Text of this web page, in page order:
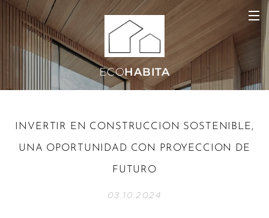
ECOHABITA
INVERTIR EN CONSTRUCCION SOSTENIBLE,
UNA OPORTUNIDAD CON PROYECCION DE
FUTURO
03.10.2024